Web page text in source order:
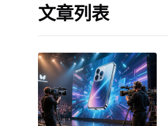
文章列表